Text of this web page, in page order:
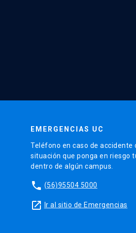
EMERGENCIAS UC
Teléfono en caso de accidente
situación que ponga en riesgo
dentro de algún campus.
phone (56)95504 5000
launch Ir al sitio de Emergencias